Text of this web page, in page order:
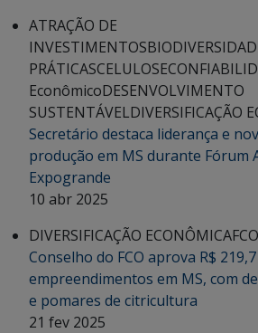
ATRAÇÃO DE
INVESTIMENTOS
PRÁTICASCELULOSE
EconômicoDESENVOLVIMENTO
SUSTENTÁVELDIVERSIFICAÇÃO
Secretário destaca liderança e
produção em MS durante Fórum
Expogrande
10 abr 2025
DIVERSIFICAÇÃO ECONÔMICAFCO
Conselho do FCO aprova R$
empreendimentos em MS, com
e pomares de citricultura
21 fev 2025